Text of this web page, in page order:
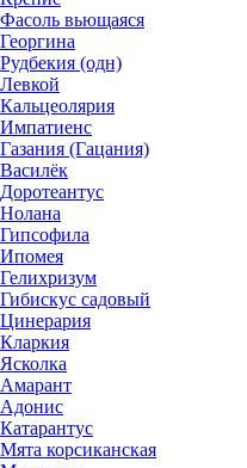
Фасоль вьющаяся
Георгина
Рудбекия (одн)
Левкой
Кальцеолярия
Импатиенс
Газания (Гацания)
Василёк
Доротеантус
Нолана
Гипсофила
Ипомея
Гелихризум
Гибискус садовый
Цинерария
Кларкия
Ясколка
Амарант
Адонис
Катарантус
Мята корсиканская